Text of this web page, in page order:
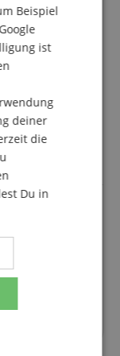
den Koffer
der kleinen
diese immer
die
so
wirkt. Von
Case Tweed
er mir. Gitarre
Beispiel
ist
deiner
die
Du in